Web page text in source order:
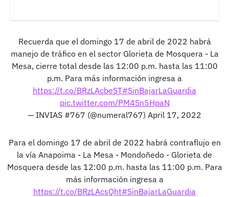
Recuerda que el domingo 17 de abril de 2022 habrá
manejo de tráfico en el sector Glorieta de Mosquera - La
Mesa, cierre total desde las 12:00 p.m. hasta las 11:00
p.m. Para más información ingresa a
https://t.co/BRzLAcbeST#SinBajarLaGuardia
pic.twitter.com/PM4Sn5HpaN
— INVIAS #767 (@numeral767) April 17, 2022
Para el domingo 17 de abril de 2022 habrá contraflujo en
la vía Anapoima - La Mesa - Mondoñedo - Glorieta de
Mosquera desde las 12:00 p.m. hasta las 11:00 p.m. Para
más información ingresa a
https://t.co/BRzLAcsQht#SinBajarLaGuardia